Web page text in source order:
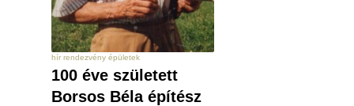
hír rendezvény épületek
100 éve született
Borsos Béla építész